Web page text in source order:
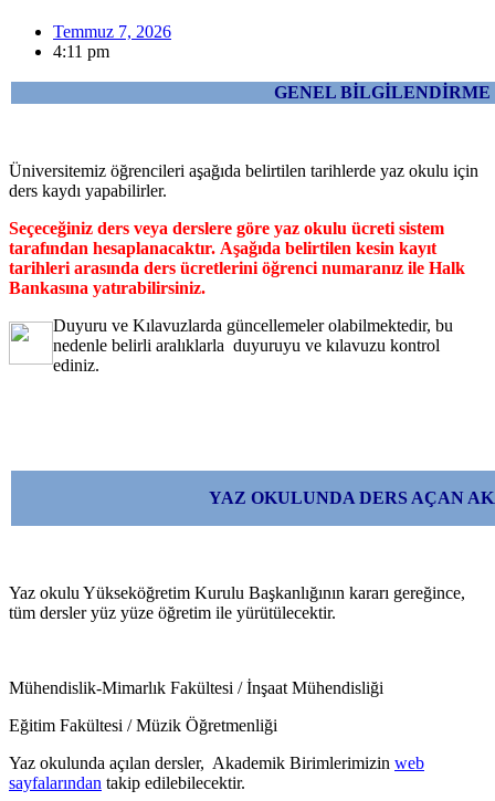
Temmuz 7, 2026
4:11 pm
GENEL BİLGİLENDİRME
Üniversitemiz öğrencileri aşağıda belirtilen tarihlerde yaz okulu için
ders kaydı yapabilirler.
Seçeceğiniz ders veya derslere göre yaz okulu ücreti sistem
tarafından hesaplanacaktır. Aşağıda belirtilen kesin kayıt
tarihleri arasında ders ücretlerini öğrenci numaranız ile Halk
Bankasına yatırabilirsiniz.
Duyuru ve Kılavuzlarda güncellemeler olabilmektedir, bu
nedenle belirli aralıklarla duyuruyu ve kılavuzu kontrol
ediniz.
YAZ OKULUNDA DERS AÇAN
Yaz okulu Yükseköğretim Kurulu Başkanlığının kararı gereğince,
tüm dersler yüz yüze öğretim ile yürütülecektir.
Mühendislik-Mimarlık Fakültesi / İnşaat Mühendisliği
Eğitim Fakültesi / Müzik Öğretmenliği
Yaz okulunda açılan dersler, Akademik Birimlerimizin web
sayfalarından takip edilebilecektir.